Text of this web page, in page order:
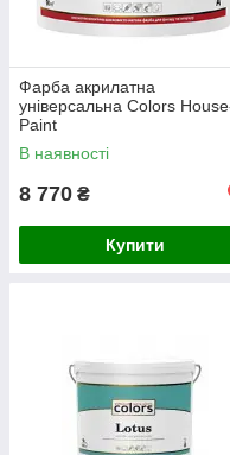
Фарба акрилатна
універсальна Colors
Paint
В наявності
8 770 ₴
Купити